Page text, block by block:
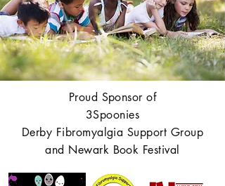
Proud Sponsor of
3Spoonies
Derby Fibromyalgia Support Group
and Newark Book Festival